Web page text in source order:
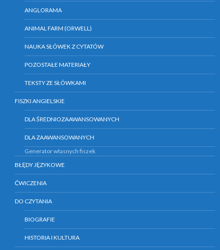
ANGLORAMA
ANIMAL FARM (ORWELL)
NAUKA SŁÓWEK Z CYTATÓW
POZOSTAŁE MATERIAŁY
TEKSTY ZE SŁÓWKAMI
FISZKI ANGIELSKIE
DLA ŚREDNIOZAAWANSOWANYCH
DLA ZAAWANSOWANYCH
Generator własnych fiszek
BŁĘDY JĘZYKOWE
ĆWICZENIA
DO CZYTANIA
BIOGRAFIE
HISTORIA I KULTURA